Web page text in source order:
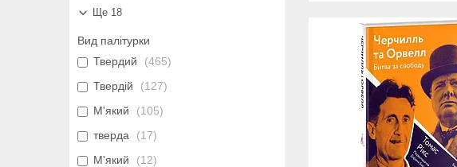
Ще 18
Вид палітурки
Твердий
465
Твердій
127
М'який
105
тверда
17
М'який
12